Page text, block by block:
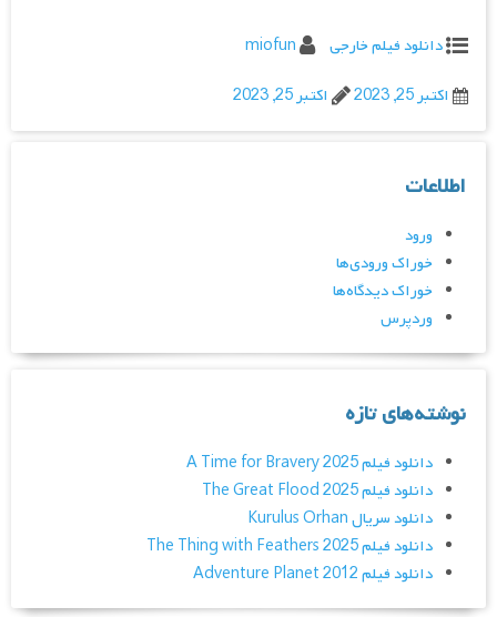
دانلود فیلم خارجی
miofun
اکتبر 25, 2023
اکتبر 25, 2023
اطلاعات
ورود
خوراک ورودی‌ها
خوراک دیدگاه‌ها
وردپرس
نوشته‌های تازه
دانلود فیلم A Time for Bravery 2025
دانلود فیلم The Great Flood 2025
دانلود سریال Kurulus Orhan
دانلود فیلم The Thing with Feathers 2025
دانلود فیلم Adventure Planet 2012